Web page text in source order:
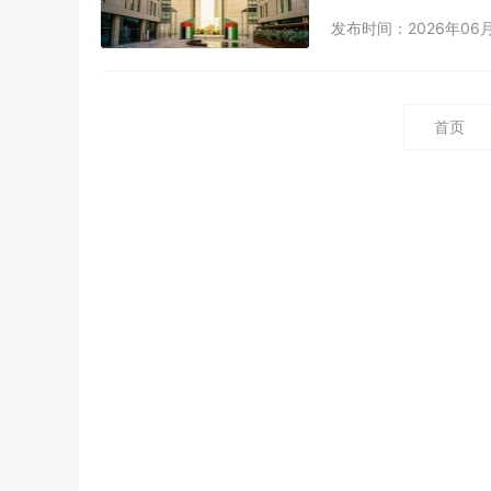
发布时间：2026年06
首页